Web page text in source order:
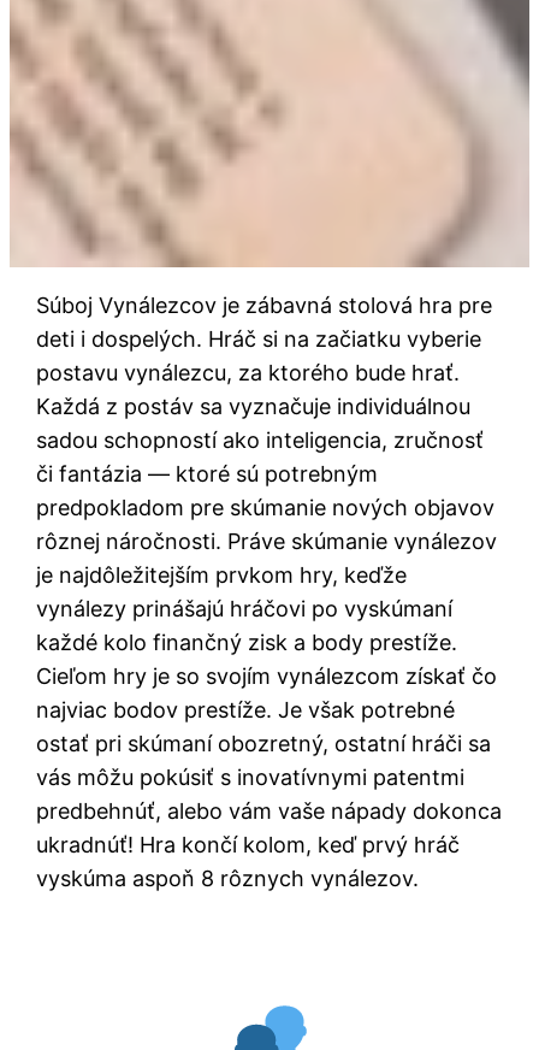
Súboj Vynálezcov je zábavná stolová hra pre
deti i dospelých. Hráč si na začiatku vyberie
postavu vynálezcu, za ktorého bude hrať.
Každá z postáv sa vyznačuje individuálnou
sadou schopností ako inteligencia, zručnosť
či fantázia — ktoré sú potrebným
predpokladom pre skúmanie nových objavov
rôznej náročnosti. Práve skúmanie vynálezov
je najdôležitejším prvkom hry, keďže
vynálezy prinášajú hráčovi po vyskúmaní
každé kolo finančný zisk a body prestíže.
Cieľom hry je so svojím vynálezcom získať čo
najviac bodov prestíže. Je však potrebné
ostať pri skúmaní obozretný, ostatní hráči sa
vás môžu pokúsiť s inovatívnymi patentmi
predbehnúť, alebo vám vaše nápady dokonca
ukradnúť! Hra končí kolom, keď prvý hráč
vyskúma aspoň 8 rôznych vynálezov.